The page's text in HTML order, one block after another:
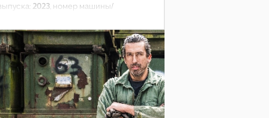
2023, номер машины/
прицепное устройство,